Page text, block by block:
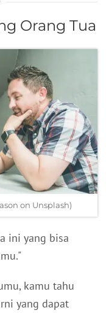
Orang Tua
on Unsplash)
ini yang bisa
kamu tahu
yang dapat